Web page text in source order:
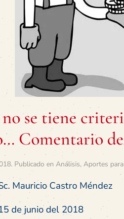
se tiene
Comentario
. Publicado en Análisis, Aportes
Mauricio Castro Méndez
de junio del 2018